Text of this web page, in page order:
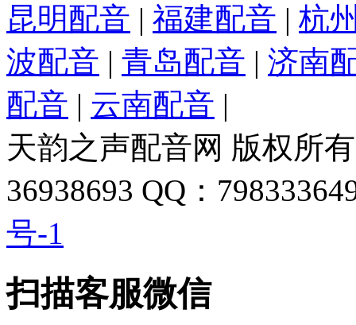
昆明配音 | 福建配音 | 杭
波配音 | 青岛配音 | 济南
配音 | 云南配音 |
天韵之声配音网 版权所
36938693 QQ：
号-1
扫描客服微信